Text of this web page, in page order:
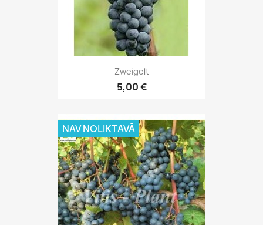
Zweigelt
5,00 €
NAV NOLIKTAVĀ